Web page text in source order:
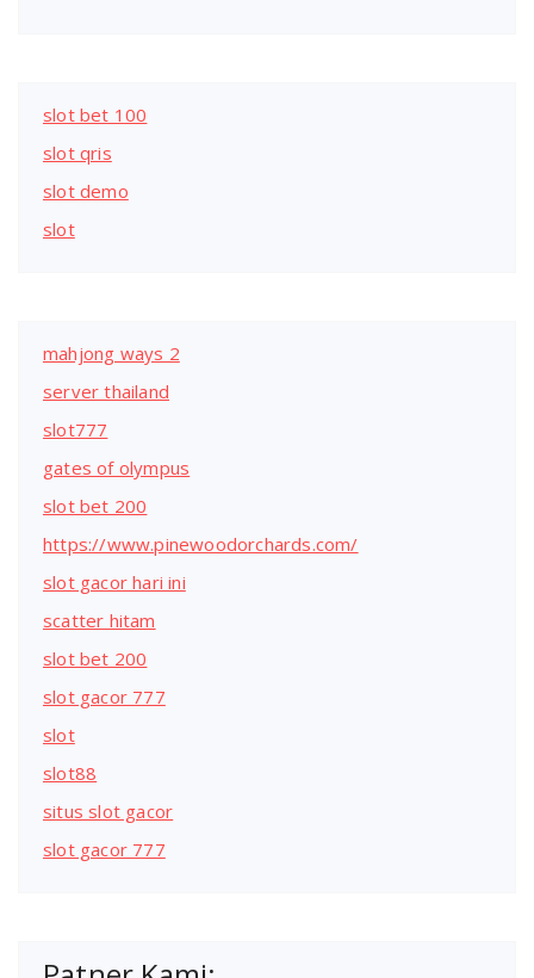
slot bet 100
slot qris
slot demo
slot
mahjong ways 2
server thailand
slot777
gates of olympus
slot bet 200
https://www.pinewoodorchards.com/
slot gacor hari ini
scatter hitam
slot bet 200
slot gacor 777
slot
slot88
situs slot gacor
slot gacor 777